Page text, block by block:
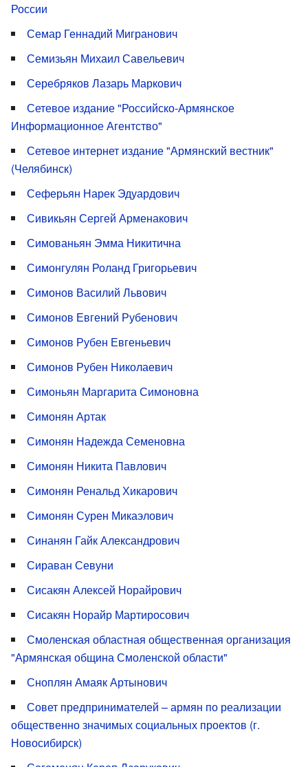
России
Семар Геннадий Мигранович
Семизьян Михаил Савельевич
Серебряков Лазарь Маркович
Сетевое издание "Российско-Армянское
Информационное Агентство"
Сетевое интернет издание "Армянский вестник"
(Челябинск)
Сеферьян Нарек Эдуардович
Сивикьян Сергей Арменакович
Симованьян Эмма Никитична
Симонгулян Роланд Григорьевич
Симонов Василий Львович
Симонов Евгений Рубенович
Симонов Рубен Евгеньевич
Симонов Рубен Николаевич
Симоньян Маргарита Симоновна
Симонян Артак
Симонян Надежда Семеновна
Симонян Никита Павлович
Симонян Ренальд Хикарович
Симонян Сурен Микаэлович
Синанян Гайк Александрович
Сираван Севуни
Сисакян Алексей Норайрович
Сисакян Норайр Мартиросович
Смоленская областная общественная организация
"Армянская община Смоленской области"
Сноплян Амаяк Артынович
Совет предпринимателей – армян по реализации
общественно значимых социальных проектов (г.
Новосибирск)